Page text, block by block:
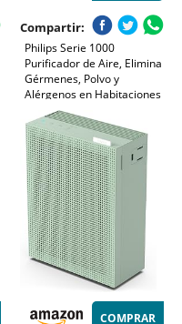
Compartir:
Philips Serie 1000
Purificador de Aire, Elimina
Gérmenes, Polvo y
Alérgenos en Habitaciones
de hasta 78 m², CADR 300
m³/h, Modo de Reposo
(AC1711/10)
COMPRAR